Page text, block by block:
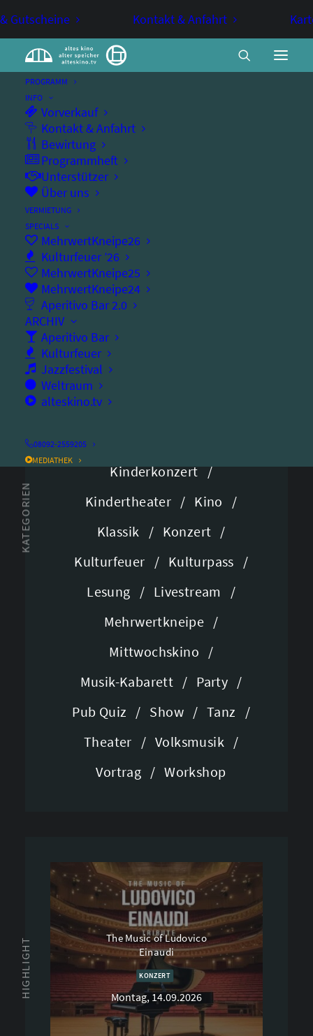
Gutscheine Kontakt & Anfahrt
PROGRAMM
INFO
Vorverkauf
Kontakt & Anfahrt
Bewirtung
Programmheft
Unterstützer
Über uns
VERMIETUNG
SPECIALS
MehrwertKneipe26
Kulturfeuer ’26
MehrwertKneipe25
MehrwertKneipe24
Aperitivo Bar 2.0
ARCHIV
Aperitivo Bar
Kulturfeuer
Jazzfestival
Weltraum
alteskino.tv
08092-2559205
MEDIATHEK
Unser Programm
Ort: Café-Bistro Mala
KATEGORIEN
Artistik // Ausstellung
/ Comedy
/ Familienveranstaltung
/ Faschingsparty
/
/ Jugendtheater
/ Kinderkonzert /
Kindertheater / Kino
/
Klassik // Konzert /
Kulturfeuer // Kulturpass /
Lesung // Livestream
/
Mehrwertkneipe /
Mittwochskino /
Musik-Kabarett / Party /
Pub Quiz / Show / Tanz
/
Theater // Volksmusik /
Vortrag / Workshop
HIGHLIGHT The Music of Ludovico
Einaudi
KONZERT
Montag, 14.09.2026